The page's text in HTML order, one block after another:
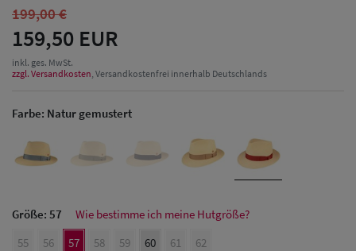
Herren Caps
Herren
Baseball Cpas
199,00 €
159,50 EUR
inkl. ges. MwSt.
zzgl. Versandkosten , Versandkostenfrei innerhalb Deutschlands
Farbe: Natur gemustert
Größe: 57
Wie bestimme ich meine Hutgröße?
55
56 57 58 59 60 61 62